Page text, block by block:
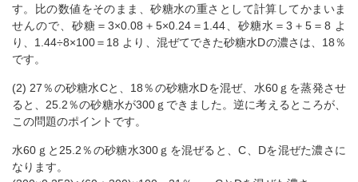
す。比の数値をそのまま、砂糖水の重さとして計算してかまいま
せんので、砂糖＝3×0.08＋5×0.24＝1.44、砂糖水＝3＋5＝8 よ
り、1.44÷8×100＝18 より、混ぜてできた砂糖水Dの濃さは、18％
です。
(2) 27％の砂糖水Cと、18％の砂糖水Dを混ぜ、水60ｇを蒸発させ
ると、25.2％の砂糖水が300ｇできました。逆に考えるところが、
この問題のポイントです。
水60ｇと25.2％の砂糖水300ｇを混ぜると、C、Dを混ぜた濃さに
なります。